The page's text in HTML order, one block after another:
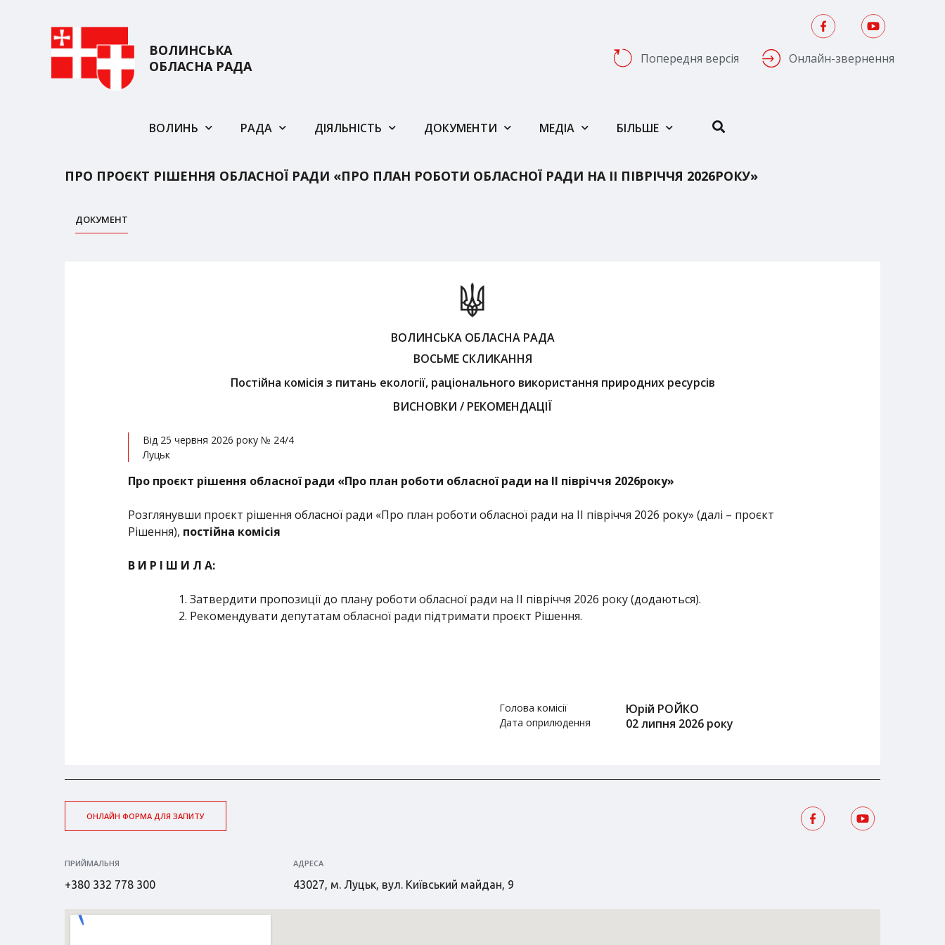
ВОЛИНСЬКА
ОБЛАСНА РАДА
Попередня версія Онлайн-звернення
ВОЛИНЬ РАДА ДІЯЛЬНІСТЬ ДОКУМЕНТИ МЕДІА БІЛЬШЕ
ПРО ПРОЄКТ РІШЕННЯ ОБЛАСНОЇ РАДИ «ПРО ПЛАН РОБОТИ ОБЛАСНОЇ РАДИ НА ІІ ПІВРІЧЧЯ 2026РОКУ»
ДОКУМЕНТ
ВОЛИНСЬКА ОБЛАСНА РАДА
ВОСЬМЕ СКЛИКАННЯ
Постійна комісія з питань екології, раціонального використання природних ресурсів
ВИСНОВКИ / РЕКОМЕНДАЦІЇ
Від 25 червня 2026 року № 24/4
Луцьк
Про проєкт рішення обласної ради «Про план роботи обласної ради на ІІ півріччя 2026року»
Розглянувши проєкт рішення обласної ради «Про план роботи обласної ради на ІІ півріччя 2026 року» (далі – проєкт
Рішення), постійна комісія
В И Р І Ш И Л А:
Затвердити пропозиції до плану роботи обласної ради на ІІ півріччя 2026 року (додаються).
Рекомендувати депутатам обласної ради підтримати проєкт Рішення.
Голова комісії Юрій РОЙКО
Дата оприлюдення 02 липня 2026 року
ОНЛАЙН ФОРМА ДЛЯ ЗАПИТУ
ПРИЙМАЛЬНЯ
+380 332 778 300
АДРЕСА
43027, м. Луцьк, вул. Київський майдан, 9